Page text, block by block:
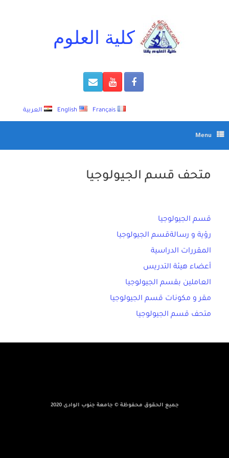
كلية العلوم
العربية English Français
Menu
متحف قسم الجيولوجيا
قسم الجيولوجيا
رؤية و رسالةقسم الجيولوجيا
المقررات الدراسية
أعضاء هيئة التدريس
العاملين بقسم الجيولوجيا
مقر و مكونات قسم الجيولوجيا
متحف قسم الجيولوجيا
جميع الحقوق محفوظة © جامعة جنوب الوادى 2020